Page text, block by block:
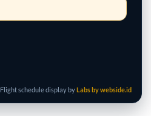
Flight schedule display byLabs by webside.id